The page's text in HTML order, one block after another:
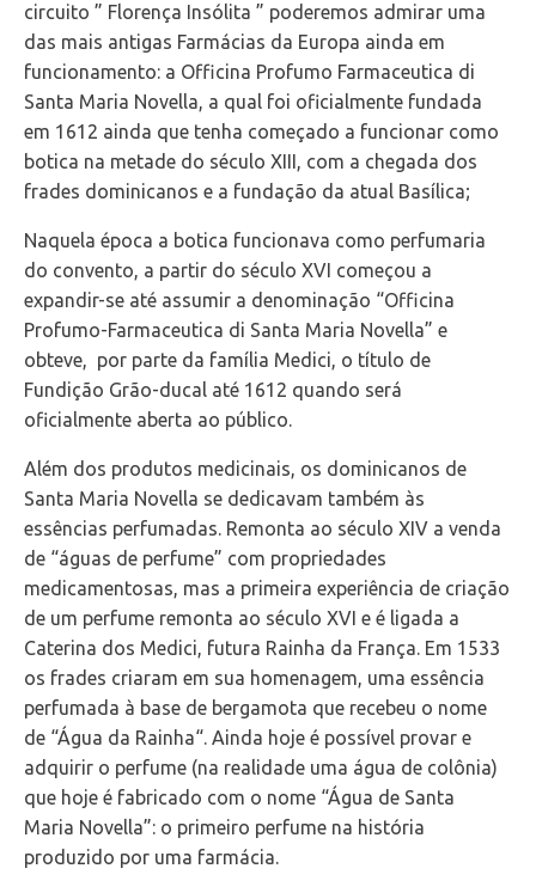
circuito ” Florença Insólita ” poderemos admirar uma
das mais antigas Farmácias da Europa ainda em
funcionamento: a Officina Profumo Farmaceutica di
Santa Maria Novella, a qual foi oficialmente fundada
em 1612 ainda que tenha começado a funcionar como
botica na metade do século XIII, com a chegada dos
frades dominicanos e a fundação da atual Basílica;
Naquela época a botica funcionava como perfumaria
do convento, a partir do século XVI começou a
expandir-se até assumir a denominação “Officina
Profumo-Farmaceutica di Santa Maria Novella” e
obteve, por parte da família Medici, o título de
Fundição Grão-ducal até 1612 quando será
oficialmente aberta ao público.
Além dos produtos medicinais, os dominicanos de
Santa Maria Novella se dedicavam também às
essências perfumadas. Remonta ao século XIV a venda
de “águas de perfume” com propriedades
medicamentosas, mas a primeira experiência de criação
de um perfume remonta ao século XVI e é ligada a
Caterina dos Medici, futura Rainha da França. Em 1533
os frades criaram em sua homenagem, uma essência
perfumada à base de bergamota que recebeu o nome
de “Água da Rainha“. Ainda hoje é possível provar e
adquirir o perfume (na realidade uma água de colônia)
que hoje é fabricado com o nome “Água de Santa
Maria Novella”: o primeiro perfume na história
produzido por uma farmácia.